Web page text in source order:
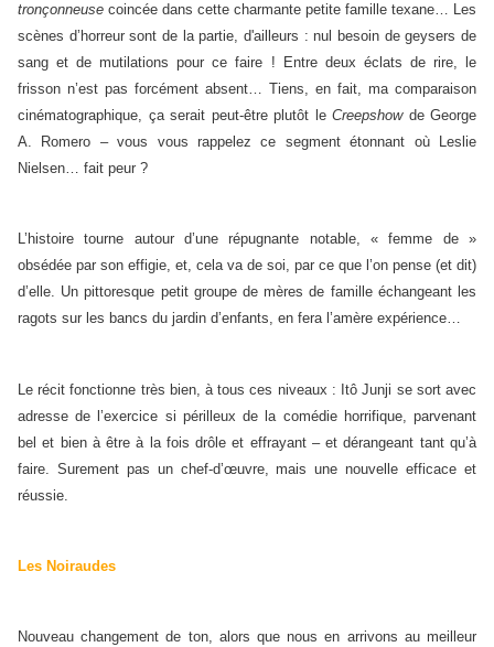
tronçonneuse coincée dans cette charmante petite famille texane… Les
scènes d’horreur sont de la partie, d'ailleurs : nul besoin de geysers de
sang et de mutilations pour ce faire ! Entre deux éclats de rire, le
frisson n’est pas forcément absent… Tiens, en fait, ma comparaison
cinématographique, ça serait peut-être plutôt le Creepshowde George
A. Romero – vous vous rappelez ce segment étonnant où Leslie
Nielsen… fait peur ?
L’histoire tourne autour d’une répugnante notable, « femme de »
obsédée par son effigie, et, cela va de soi, par ce que l’on pense (et dit)
d’elle. Un pittoresque petit groupe de mères de famille échangeant les
ragots sur les bancs du jardin d’enfants, en fera l’amère expérience…
Le récit fonctionne très bien, à tous ces niveaux : Itô Junji se sort avec
adresse de l’exercice si périlleux de la comédie horrifique, parvenant
bel et bien à être à la fois drôle et effrayant – et dérangeant tant qu’à
faire. Surement pas un chef-d’œuvre, mais une nouvelle efficace et
réussie.
Les Noiraudes
Nouveau changement de ton, alors que nous en arrivons au meilleur